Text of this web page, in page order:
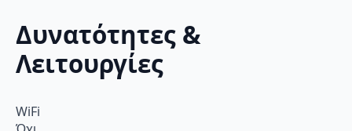
Δυνατότητες &
Λειτουργίες
WiFi